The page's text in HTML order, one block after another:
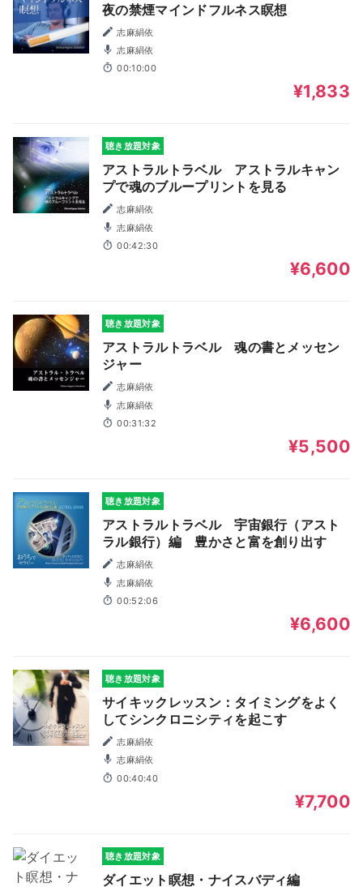
夜の禁煙マインドフルネス瞑想
志麻絹依
志麻絹依
00:10:00
¥1,833
聴き放題対象
アストラルトラベル アストラルキャン
プで魂のブループリントを見る
志麻絹依
志麻絹依
00:42:30
¥6,600
聴き放題対象
アストラルトラベル 魂の書とメッセン
ジャー
志麻絹依
志麻絹依
00:31:32
¥5,500
聴き放題対象
アストラルトラベル 宇宙銀行（アスト
ラル銀行）編 豊かさと富を創り出す
志麻絹依
志麻絹依
00:52:06
¥6,600
聴き放題対象
サイキックレッスン：タイミングをよく
してシンクロニシティを起こす
志麻絹依
志麻絹依
00:40:40
¥7,700
聴き放題対象
ダイエット瞑想・ナイスバディ編